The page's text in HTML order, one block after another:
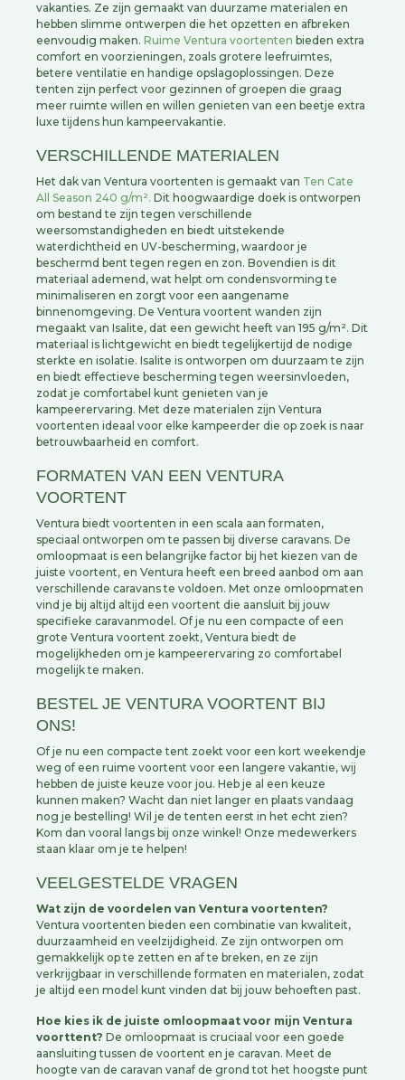
vakanties. Ze zijn gemaakt van duurzame materialen en
hebben slimme ontwerpen die het opzetten en afbreken
eenvoudig maken. Ruime Ventura voortenten bieden extra
comfort en voorzieningen, zoals grotere leefruimtes,
betere ventilatie en handige opslagoplossingen. Deze
tenten zijn perfect voor gezinnen of groepen die graag
meer ruimte willen en willen genieten van een beetje extra
luxe tijdens hun kampeervakantie.
VERSCHILLENDE MATERIALEN
Het dak van Ventura voortenten is gemaakt van Ten Cate
All Season 240 g/m². Dit hoogwaardige doek is ontworpen
om bestand te zijn tegen verschillende
weersomstandigheden en biedt uitstekende
waterdichtheid en UV-bescherming, waardoor je
beschermd bent tegen regen en zon. Bovendien is dit
materiaal ademend, wat helpt om condensvorming te
minimaliseren en zorgt voor een aangename
binnenomgeving. De Ventura voortent wanden zijn
megaakt van Isalite, dat een gewicht heeft van 195 g/m². Dit
materiaal is lichtgewicht en biedt tegelijkertijd de nodige
sterkte en isolatie. Isalite is ontworpen om duurzaam te zijn
en biedt effectieve bescherming tegen weersinvloeden,
zodat je comfortabel kunt genieten van je
kampeerervaring. Met deze materialen zijn Ventura
voortenten ideaal voor elke kampeerder die op zoek is naar
betrouwbaarheid en comfort.
FORMATEN VAN EEN VENTURA
VOORTENT
Ventura biedt voortenten in een scala aan formaten,
speciaal ontworpen om te passen bij diverse caravans. De
omloopmaat is een belangrijke factor bij het kiezen van de
juiste voortent, en Ventura heeft een breed aanbod om aan
verschillende caravans te voldoen. Met onze omloopmaten
vind je bij altijd altijd een voortent die aansluit bij jouw
specifieke caravanmodel. Of je nu een compacte of een
grote Ventura voortent zoekt, Ventura biedt de
mogelijkheden om je kampeerervaring zo comfortabel
mogelijk te maken.
BESTEL JE VENTURA VOORTENT BIJ
ONS!
Of je nu een compacte tent zoekt voor een kort weekendje
weg of een ruime voortent voor een langere vakantie, wij
hebben de juiste keuze voor jou. Heb je al een keuze
kunnen maken? Wacht dan niet langer en plaats vandaag
nog je bestelling! Wil je de tenten eerst in het echt zien?
Kom dan vooral langs bij onze winkel! Onze medewerkers
staan klaar om je te helpen!
VEELGESTELDE VRAGEN
Wat zijn de voordelen van Ventura voortenten?
Ventura voortenten bieden een combinatie van kwaliteit,
duurzaamheid en veelzijdigheid. Ze zijn ontworpen om
gemakkelijk op te zetten en af te breken, en ze zijn
verkrijgbaar in verschillende formaten en materialen, zodat
je altijd een model kunt vinden dat bij jouw behoeften past.
Hoe kies ik de juiste omloopmaat voor mijn Ventura
voorttent? De omloopmaat is cruciaal voor een goede
aansluiting tussen de voortent en je caravan. Meet de
hoogte van de caravan vanaf de grond tot het hoogste punt